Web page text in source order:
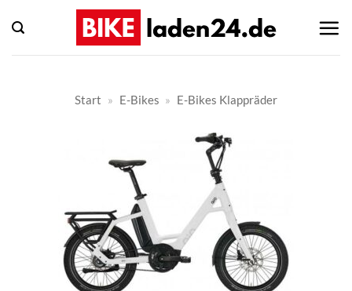
Inhalt
springen
Start » E-Bikes » E-Bikes Klappräder